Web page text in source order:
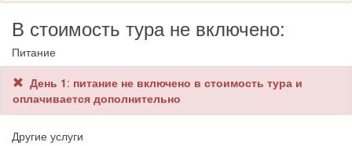
В стоимость тура не включено:
Питание
День 1: питание не включено в стоимость тура и
оплачивается дополнительно
Другие услуги